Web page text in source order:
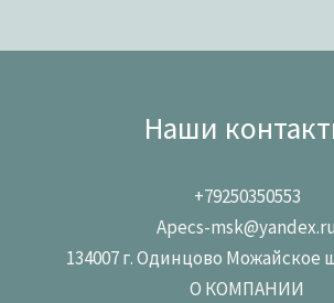
Наши
+79250350553
Apecs-msk@yandex.ru
134007 г. Одинцово Можайское
О КОМПАНИИ